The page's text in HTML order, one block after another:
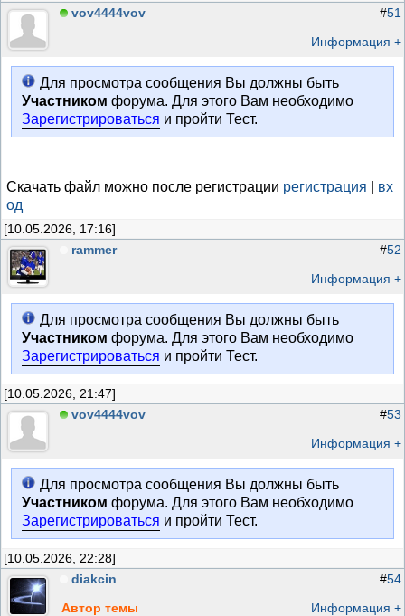
vov4444vov
#51
Информация +
Для просмотра сообщения Вы должны быть
Участником форума. Для этого Вам необходимо
Зарегистрироваться и пройти Тест.
Скачать файл можно после регистрации регистрация
вх
од
[10.05.2026, 17:16]
rammer
#52
Информация +
Для просмотра сообщения Вы должны быть
Участником форума. Для этого Вам необходимо
Зарегистрироваться и пройти Тест.
[10.05.2026, 21:47]
vov4444vov
#53
Информация +
Для просмотра сообщения Вы должны быть
Участником форума. Для этого Вам необходимо
Зарегистрироваться и пройти Тест.
[10.05.2026, 22:28]
diakcin
Автор темы
#54
Информация +